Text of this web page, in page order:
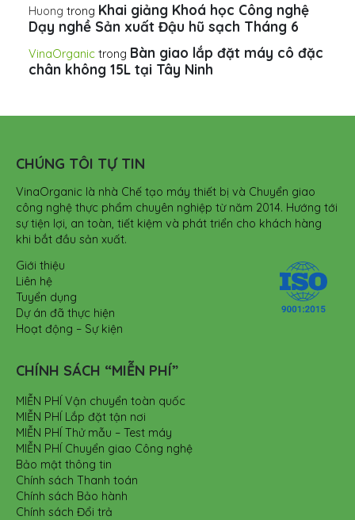
Huong trong Khai giảng Khoá học Công nghệ
Dạy nghề Sản xuất Đậu hũ sạch Tháng 6
VinaOrganic trong Bàn giao lắp đặt máy cô đặc
chân không 15L tại Tây Ninh
CHÚNG TÔI TỰ TIN
VinaOrganic là nhà Chế tạo máy thiết bị và Chuyển giao
công nghệ thực phẩm chuyên nghiệp từ năm 2014. Hướng tới
sự tiện lợi, an toàn, tiết kiệm và phát triển cho khách hàng
khi bắt đầu sản xuất.
Giới thiệu
Liên hệ
Tuyển dụng
Dự án đã thực hiện
Hoạt động – Sự kiện
CHÍNH SÁCH “MIỄN PHÍ”
MIỄN PHÍ Vận chuyển toàn quốc
MIỄN PHÍ Lắp đặt tận nơi
MIỄN PHÍ Thử mẫu – Test máy
MIỄN PHÍ Chuyển giao Công nghệ
Bảo mật thông tin
Chính sách Thanh toán
Chính sách Bảo hành
Chính sách Đổi trả